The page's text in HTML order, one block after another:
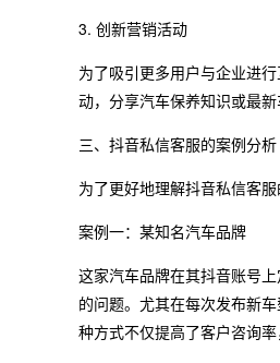
3. 创新营销活动
为了吸引更多用户与企业进
动，分享汽车保养知识或最
三、抖音私信客服的案例分析
为了更好地理解抖音私信客
案例一：某知名汽车品牌
这家汽车品牌在其抖音账号
的问题。尤其在每次发布新
种方式不仅提高了客户咨询